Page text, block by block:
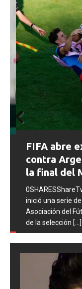
FIFA abre
contra
la final del
inició una serie de
Asociación del
de la selección[...]
Prev
ious